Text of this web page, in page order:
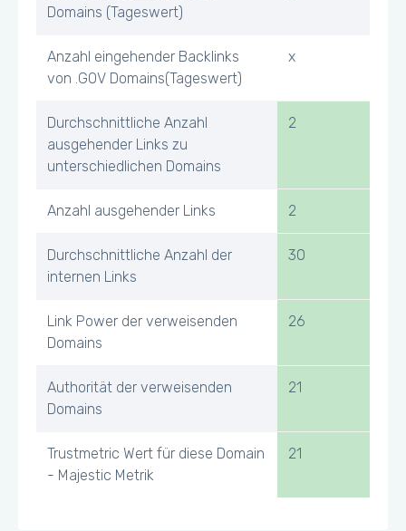
Domains (Tageswert)
Anzahl eingehender Backlinks
von .GOV Domains(Tageswert)
x
Durchschnittliche Anzahl
ausgehender Links zu
unterschiedlichen Domains
2
Anzahl ausgehender Links 2
Durchschnittliche Anzahl der
internen Links
30
Link Power der verweisenden
Domains
26
Authorität der verweisenden
Domains
21
Trustmetric Wert für diese Domain
- Majestic Metrik
21